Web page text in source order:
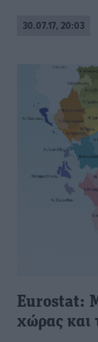
30.07.17, 20:03
Eurostat:
χώρας και